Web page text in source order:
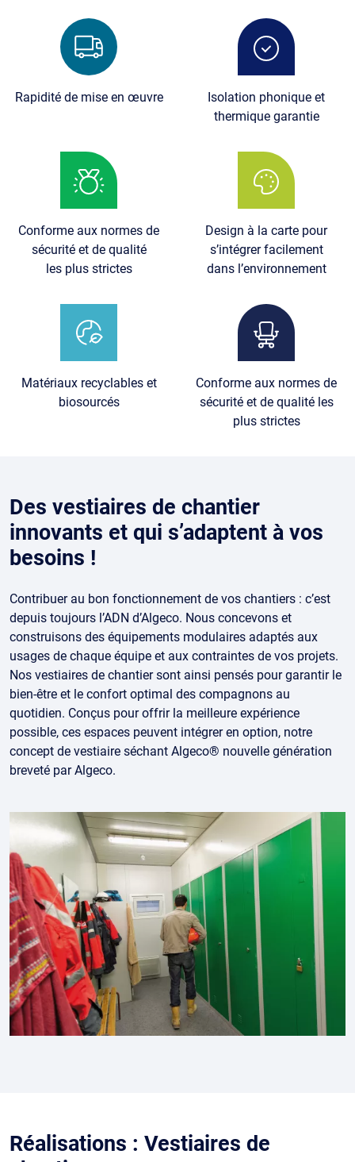
Rapidité de mise en œuvre
Isolation phonique et
thermique garantie
Conforme aux normes de
sécurité et de qualité
les plus strictes
Design à la carte pour
s’intégrer facilement
dans l’environnement
Matériaux recyclables et
biosourcés
Conforme aux normes de
sécurité et de qualité les
plus strictes
Des vestiaires de chantier
innovants et qui s’adaptent à vos
besoins !
Contribuer au bon fonctionnement de vos chantiers : c’est
depuis toujours l’ADN d’Algeco. Nous concevons et
construisons des équipements modulaires adaptés aux
usages de chaque équipe et aux contraintes de vos projets.
Nos vestiaires de chantier sont ainsi pensés pour garantir le
bien-être et le confort optimal des compagnons au
quotidien. Conçus pour offrir la meilleure expérience
possible, ces espaces peuvent intégrer en option, notre
concept de vestiaire séchant Algeco® nouvelle génération
breveté par Algeco.
Réalisations : Vestiaires de